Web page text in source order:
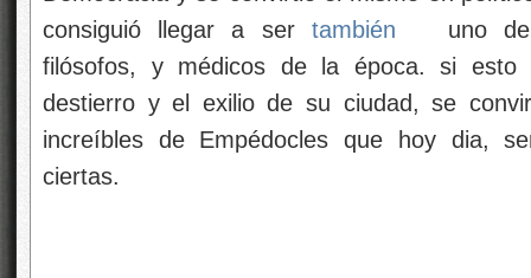
consiguió llegar a ser también
uno
filósofos, y médicos de la época. si esto
destierro y el exilio de su ciudad, se
increíbles de Empédocles que hoy dia,
ciertas.